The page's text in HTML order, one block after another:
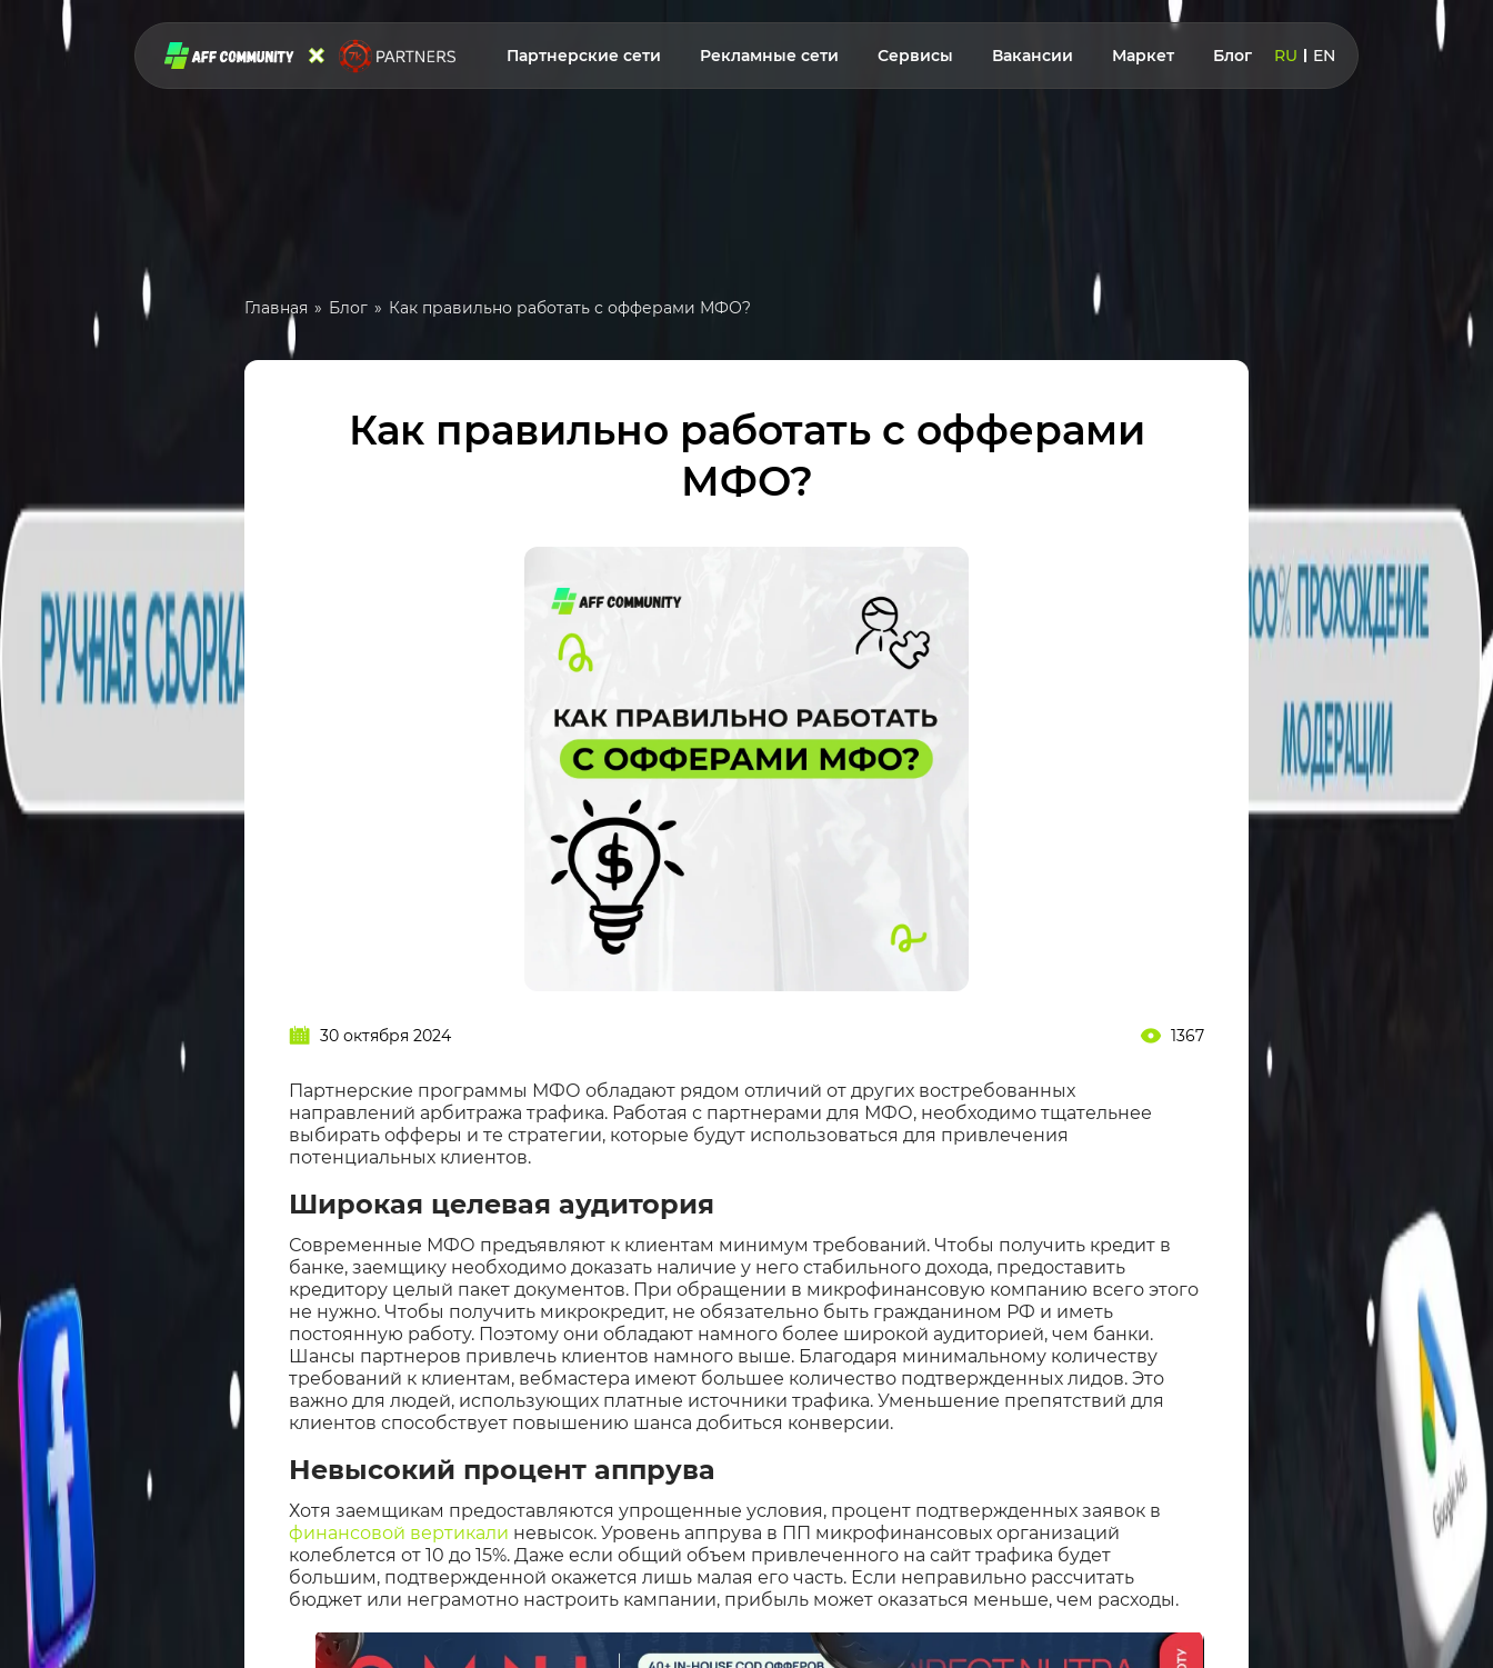
Партнерские сети Рекламные сети Сервисы Вакансии Маркет Блог RU EN
Главная Блог Как правильно работать с офферами МФО?
Как правильно работать с офферами
МФО?
30 октября 2024 1367
Партнерские программы МФО обладают рядом отличий от других востребованных
направлений арбитража трафика. Работая с партнерами для МФО, необходимо тщательнее
выбирать офферы и те стратегии, которые будут использоваться для привлечения
потенциальных клиентов.
Широкая целевая аудитория
Современные МФО предъявляют к клиентам минимум требований. Чтобы получить кредит в
банке, заемщику необходимо доказать наличие у него стабильного дохода, предоставить
кредитору целый пакет документов. При обращении в микрофинансовую компанию всего этого
не нужно. Чтобы получить микрокредит, не обязательно быть гражданином РФ и иметь
постоянную работу. Поэтому они обладают намного более широкой аудиторией, чем банки.
Шансы партнеров привлечь клиентов намного выше. Благодаря минимальному количеству
требований к клиентам, вебмастера имеют большее количество подтвержденных лидов. Это
важно для людей, использующих платные источники трафика. Уменьшение препятствий для
клиентов способствует повышению шанса добиться конверсии.
Невысокий процент аппрува
Хотя заемщикам предоставляются упрощенные условия, процент подтвержденных заявок в
финансовой вертикали невысок. Уровень аппрува в ПП микрофинансовых организаций
колеблется от 10 до 15%. Даже если общий объем привлеченного на сайт трафика будет
большим, подтвержденной окажется лишь малая его часть. Если неправильно рассчитать
бюджет или неграмотно настроить кампании, прибыль может оказаться меньше, чем расходы.